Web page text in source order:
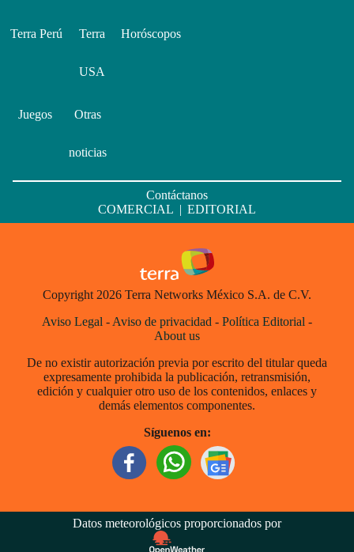
Terra Perú Terra
USA
Horóscopos
Juegos Otras
noticias
Contáctanos
COMERCIAL | EDITORIAL
Copyright 2026 Terra Networks México S.A. de C.V.
Aviso Legal - Aviso de privacidad - Política Editorial -
About us
De no existir autorización previa por escrito del titular queda
expresamente prohibida la publicación, retransmisión,
edición y cualquier otro uso de los contenidos, enlaces y
demás elementos componentes.
Síguenos en:
Datos meteorológicos proporcionados por